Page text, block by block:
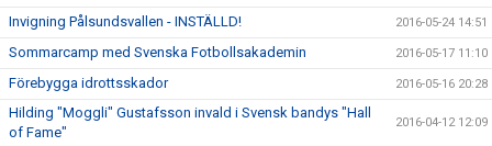
Invigning Pålsundsvallen - INSTÄLLD! 2016-05-24 14:51
Sommarcamp med Svenska Fotbollsakademin 2016-05-17 11:10
Förebygga idrottsskador 2016-05-16 20:28
Hilding "Moggli" Gustafsson invald i Svensk bandys "Hall
of Fame"
2016-04-12 12:09